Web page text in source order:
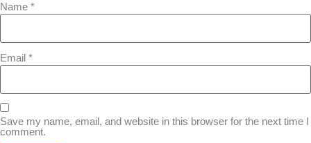
Name *
Email *
Save my name, email, and website in this browser for the next time I
comment.